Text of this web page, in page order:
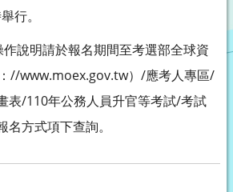
行。
說明請於報名期間至考選部全球資
//www.moex.gov.tw）/應考人專區/
表/110年公務人員升官等考試/考試
方式項下查詢。